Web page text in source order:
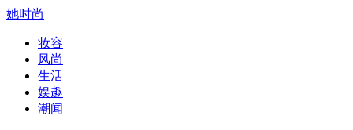
她时尚
妆容
风尚
生活
娱趣
潮闻